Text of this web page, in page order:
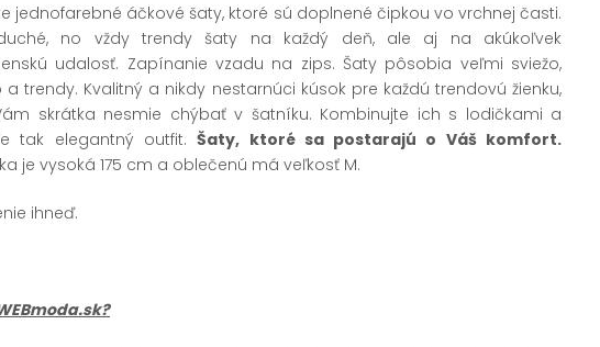
jednofarebné áčkové šaty, ktoré sú doplnené čipkou vo vrchnej časti.
no vždy trendy šaty na každý deň, ale aj na akúkoľvek
udalosť. Zapínanie vzadu na zips. Šaty pôsobia veľmi sviežo,
a trendy. Kvalitný a nikdy nestarnúci kúsok pre každú trendovú žienku,
skrátka nesmie chýbať v šatníku. Kombinujte ich s lodičkami a
tak elegantný outfit.Šaty, ktoré sa postarajú o Váš komfort.
je vysoká 175 cm a oblečenú má veľkosť M.
ihneď.